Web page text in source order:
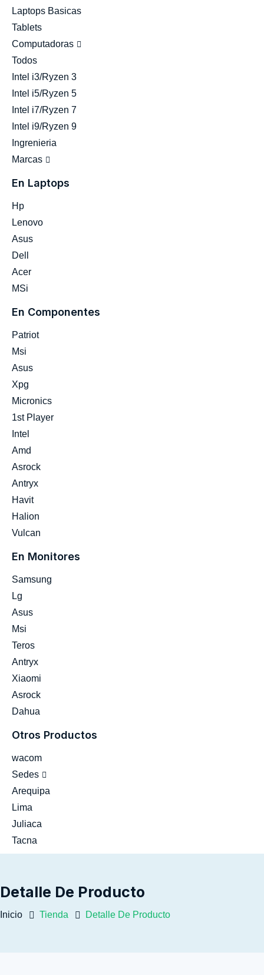
Laptops Basicas
Tablets
Computadoras
Todos
Intel i3/Ryzen 3
Intel i5/Ryzen 5
Intel i7/Ryzen 7
Intel i9/Ryzen 9
Ingrenieria
Marcas
En Laptops
Hp
Lenovo
Asus
Dell
Acer
MSi
En Componentes
Patriot
Msi
Asus
Xpg
Micronics
1st Player
Intel
Amd
Asrock
Antryx
Havit
Halion
Vulcan
En Monitores
Samsung
Lg
Asus
Msi
Teros
Antryx
Xiaomi
Asrock
Dahua
Otros Productos
wacom
Sedes
Arequipa
Lima
Juliaca
Tacna
Detalle De Producto
Inicio Tienda Detalle De Producto